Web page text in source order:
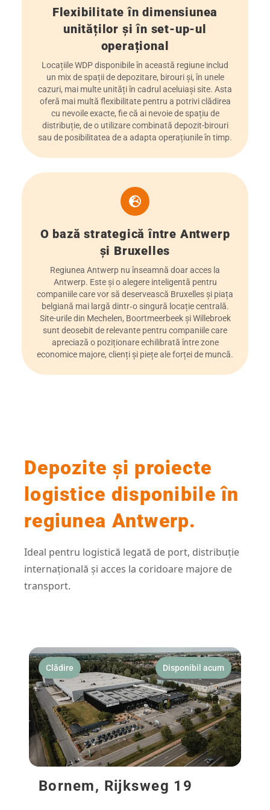
Flexibilitate în dimensiunea
unităților și în set-up-ul
operațional
Locațiile WDP disponibile în această regiune includ
un mix de spații de depozitare, birouri și, în unele
cazuri, mai multe unități în cadrul aceluiași site. Asta
oferă mai multă flexibilitate pentru a potrivi clădirea
cu nevoile exacte, fie că ai nevoie de spațiu de
distribuție, de o utilizare combinată depozit-birouri
sau de posibilitatea de a adapta operațiunile în timp.
O bază strategică între Antwerp
și Bruxelles
Regiunea Antwerp nu înseamnă doar acces la
Antwerp. Este și o alegere inteligentă pentru
companiile care vor să deservească Bruxelles și piața
belgiană mai largă dintr‑o singură locație centrală.
Site-urile din Mechelen, Boortmeerbeek și Willebroek
sunt deosebit de relevante pentru companiile care
apreciază o poziționare echilibrată între zone
economice majore, clienți și piețe ale forței de muncă.
Depozite și proiecte
logistice disponibile în
regiunea Antwerp.
Ideal pentru logistică legată de port, distribuție
internațională și acces la coridoare majore de
transport.
Clădire Disponibil acum
Bornem, Rijksweg 19